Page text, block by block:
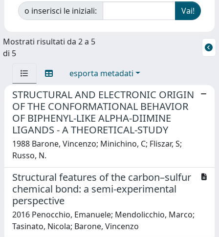
o inserisci le iniziali:
Mostrati risultati da 2 a 5
di 5
esporta metadati
STRUCTURAL AND ELECTRONIC ORIGIN
OF THE CONFORMATIONAL BEHAVIOR
OF BIPHENYL-LIKE ALPHA-DIIMINE
LIGANDS - A THEORETICAL-STUDY
1988 Barone, Vincenzo; Minichino, C; Fliszar, S;
Russo, N.
Structural features of the carbon–sulfur
chemical bond: a semi-experimental
perspective
2016 Penocchio, Emanuele; Mendolicchio, Marco;
Tasinato, Nicola; Barone, Vincenzo